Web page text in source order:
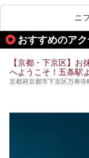
そんな
も素
できる
ニ
おすすめのア
【京都・下京区】
へようこそ！五条駅
京都府京都市下京区万寿